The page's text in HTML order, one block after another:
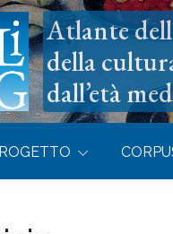
Atlante
della
dall’età